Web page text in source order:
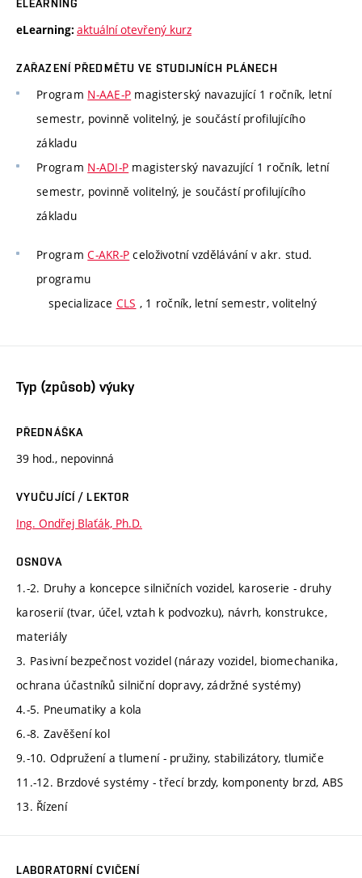
ELEARNING
eLearning: aktuální otevřený kurz
ZAŘAZENÍ PŘEDMĚTU VE STUDIJNÍCH PLÁNECH
Program N-AAE-P magisterský navazující 1 ročník, letní
semestr, povinně volitelný, je součástí profilujícího
základu
Program N-ADI-P magisterský navazující 1 ročník, letní
semestr, povinně volitelný, je součástí profilujícího
základu
ProgramC-AKR-P celoživotní vzdělávání v akr. stud.
programu
specializace CLS , 1 ročník, letní semestr, volitelný
Typ (způsob) výuky
PŘEDNÁŠKA
39 hod., nepovinná
VYUČUJÍCÍ / LEKTOR
Ing. Ondřej Blaťák, Ph.D.
OSNOVA
1.-2. Druhy a koncepce silničních vozidel, karoserie - druhy
karoserií (tvar, účel, vztah k podvozku), návrh, konstrukce,
materiály
3. Pasivní bezpečnost vozidel (nárazy vozidel, biomechanika,
ochrana účastníků silniční dopravy, zádržné systémy)
4.-5. Pneumatiky a kola
6.-8. Zavěšení kol
9.-10. Odpružení a tlumení - pružiny, stabilizátory, tlumiče
11.-12. Brzdové systémy - třecí brzdy, komponenty brzd, ABS
13. Řízení
LABORATORNÍ CVIČENÍ